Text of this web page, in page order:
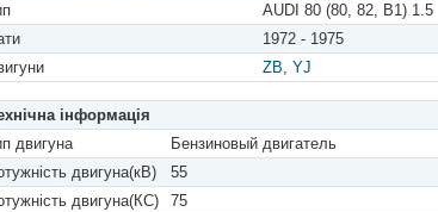
AUDI 80 (80, 82, B1) 1.5
1972 - 1975
ZB, YJ
інформація
двигуна
Бензиновый двигатель
двигуна(кВ)
55
двигуна(КС)
75